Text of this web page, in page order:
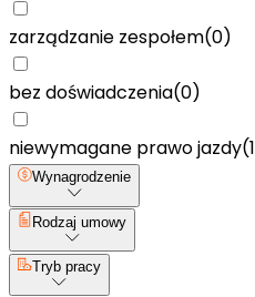
zarządzanie zespołem(0)
bez doświadczenia(0)
niewymagane prawo jazdy(1
Wynagrodzenie
Rodzaj umowy
Tryb pracy